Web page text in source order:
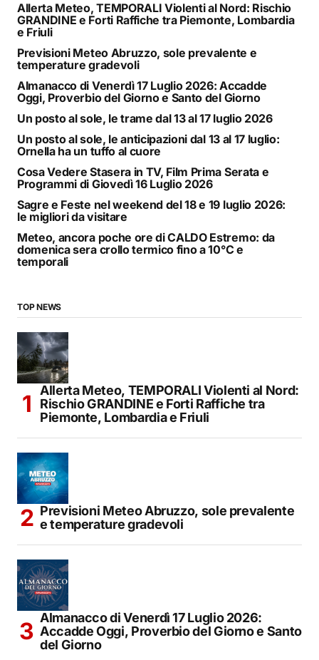
Allerta Meteo, TEMPORALI Violenti al Nord: Rischio
GRANDINE e Forti Raffiche tra Piemonte, Lombardia
e Friuli
Previsioni Meteo Abruzzo, sole prevalente e
temperature gradevoli
Almanacco di Venerdì 17 Luglio 2026: Accadde
Oggi, Proverbio del Giorno e Santo del Giorno
Un posto al sole, le trame dal 13 al 17 luglio 2026
Un posto al sole, le anticipazioni dal 13 al 17 luglio:
Ornella ha un tuffo al cuore
Cosa Vedere Stasera in TV, Film Prima Serata e
Programmi di Giovedì 16 Luglio 2026
Sagre e Feste nel weekend del 18 e 19 luglio 2026:
le migliori da visitare
Meteo, ancora poche ore di CALDO Estremo: da
domenica sera crollo termico fino a 10°C e
temporali
TOP NEWS
Allerta Meteo, TEMPORALI Violenti al Nord:
Rischio GRANDINE e Forti Raffiche tra
Piemonte, Lombardia e Friuli
Previsioni Meteo Abruzzo, sole prevalente
e temperature gradevoli
Almanacco di Venerdì 17 Luglio 2026:
Accadde Oggi, Proverbio del Giorno e Santo
del Giorno